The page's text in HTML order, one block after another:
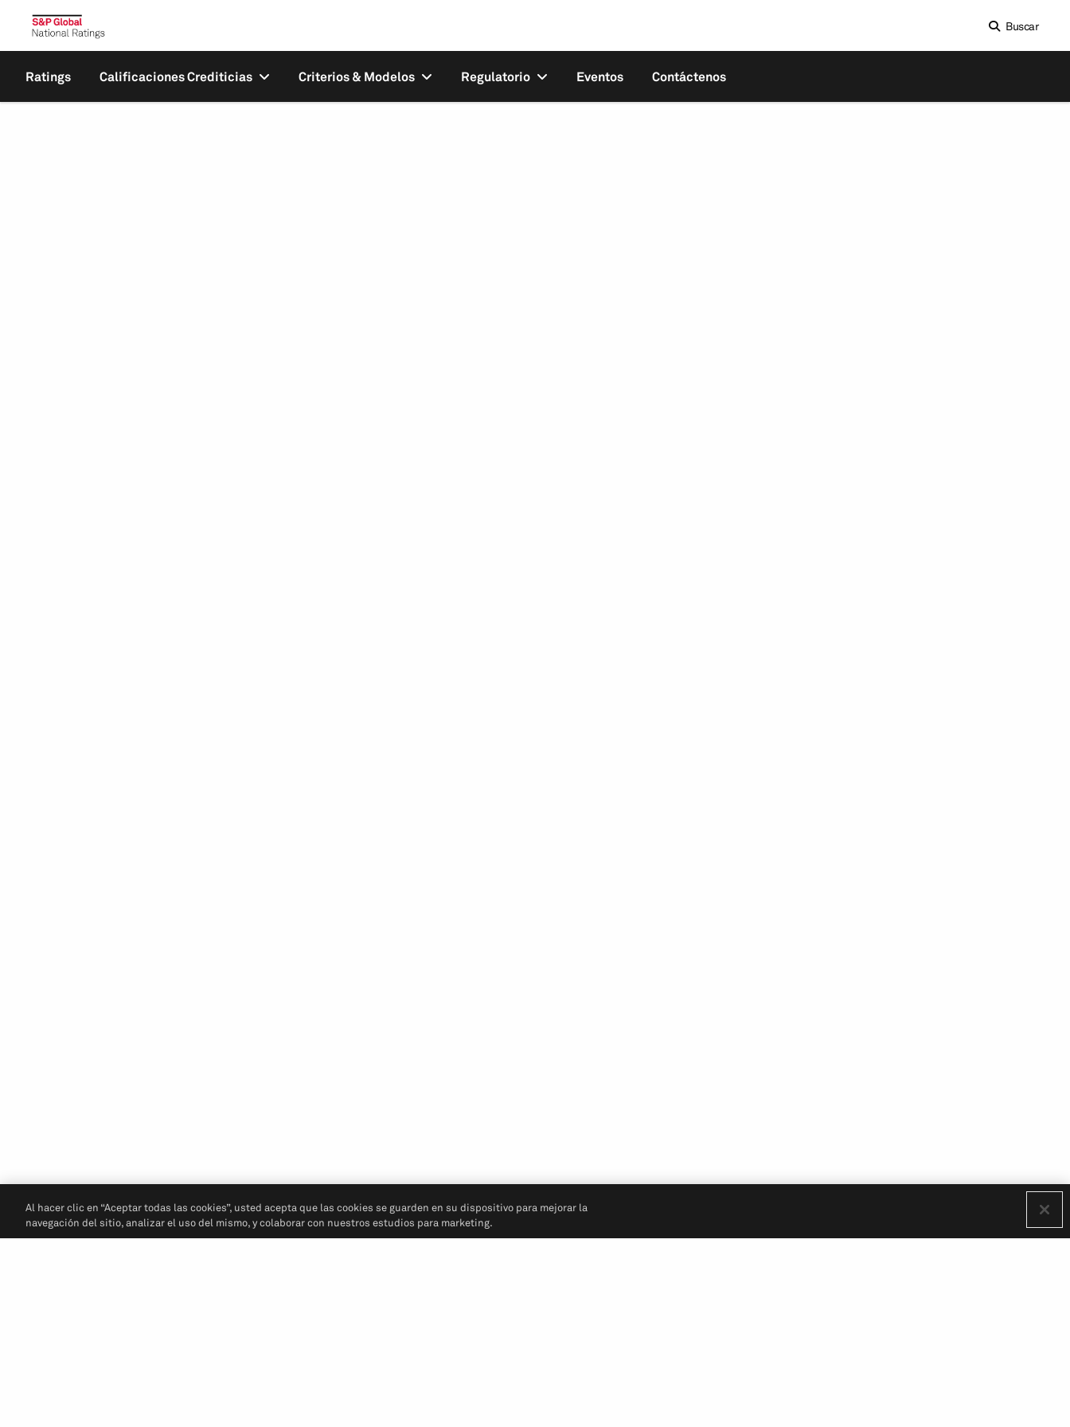
Buscar
Ratings Calificaciones Crediticias Criterios & Modelos Regulatorio Eventos Contáctenos
Al hacer clic en “Aceptar todas las cookies”, usted acepta que las cookies se guarden en su dispositivo para mejorar la
navegación del sitio, analizar el uso del mismo, y colaborar con nuestros estudios para marketing.